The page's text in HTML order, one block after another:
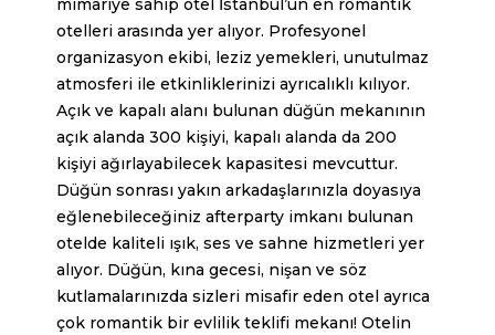
mimariye sahip otel İstanbul’un en romantik
otelleri arasında yer alıyor. Profesyonel
organizasyon ekibi, leziz yemekleri, unutulmaz
atmosferi ile etkinliklerinizi ayrıcalıklı kılıyor.
Açık ve kapalı alanı bulunan düğün mekanının
açık alanda 300 kişiyi, kapalı alanda da 200
kişiyi ağırlayabilecek kapasitesi mevcuttur.
Düğün sonrası yakın arkadaşlarınızla doyasıya
eğlenebileceğiniz afterparty imkanı bulunan
otelde kaliteli ışık, ses ve sahne hizmetleri yer
alıyor. Düğün, kına gecesi, nişan ve söz
kutlamalarınızda sizleri misafir eden otel ayrıca
çok romantik bir evlilik teklifi mekanı! Otel in